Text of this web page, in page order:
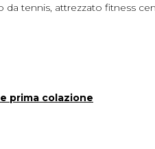
tennis, attrezzato fitness
prima colazione